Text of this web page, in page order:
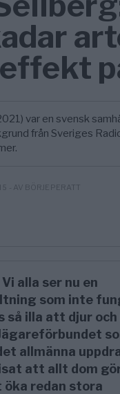
var en svensk
från Sveriges
- AV BÖRJE PERATT
Vi alla ser nu en
som inte
så illa att djur
allmänna
att allt dom
redan stora